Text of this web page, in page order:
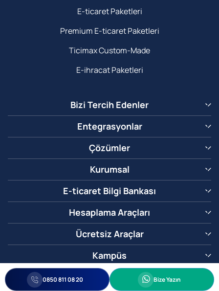
E-ticaret Paketleri
Premium E-ticaret Paketleri
Ticimax Custom-Made
E-ihracat Paketleri
Bizi Tercih Edenler
Entegrasyonlar
Çözümler
Kurumsal
E-ticaret Bilgi Bankası
Hesaplama Araçları
Ücretsiz Araçlar
Kampüs
0850 811 08 20 Whatsapp
Bize Yazın
0850 811 08 20